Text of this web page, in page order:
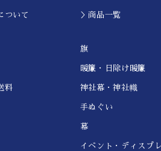
ついて
料
＞商品一覧
旗
暖簾・日除け暖簾
神社幕・神社幟
手ぬぐい
幕
イベント・ディスプ